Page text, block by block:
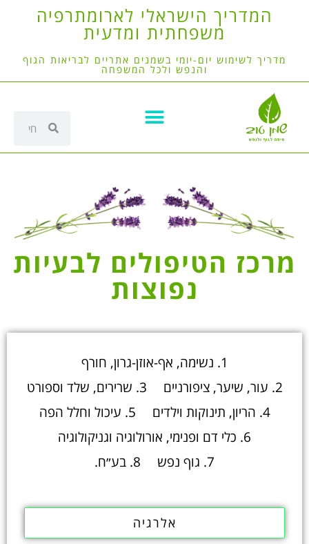
המדריך הישראלי לארומתרפיה
משפחתית ומדעית
מדריך לשימוש יום-יומי בשמנים אתריים לבריאות הגוף
והנפש ולכל המשפחה
מרכז הטיפולים לבעיות
נפוצות
1. נשימה, אף-אוזן-גרון, חורף
2. עור, שיער, ציפורניים
3. שרירים, שלד וספורט
4. הריון, תינוקות וילדים
5. עיכול וחלל הפה
6. כלי דם ופנימי, אורולוגיה וגניקולוגיה
7. גוף נפש
8. בע״ח.
אלרגיה